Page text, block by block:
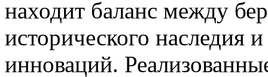
находит баланс между
исторического наследия
инноваций.